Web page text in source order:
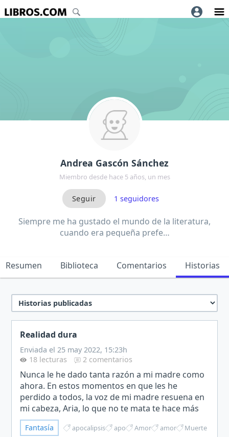
Andrea Gascón Sánchez
Miembro desde hace 5 años, un mes
1 seguidores
Siempre me ha gustado el mundo de la literatura,
cuando era pequeña prefe…
Resumen Biblioteca Comentarios Historias
Realidad dura
Enviada el 25 may 2022, 15:23h
18 lecturas
2 comentarios
Nunca le he dado tanta razón a mi madre como
ahora. En estos momentos en que les he
perdido a todos, la voz de mi madre resuena en
mi cabeza, Aria, lo que no te mata te hace más
fuerte.Me encuentro delante del que había sido
mi hermano, conve…
Fantasía apocalipsis apo Amor amor Muerte